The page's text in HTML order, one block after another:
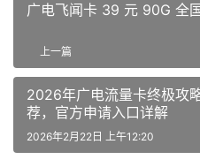
广电飞闻卡 39 元 90G 全
上一篇
2026年广电流量卡终极攻
荐，官方申请入口详解
2026年2月22日 上午12:20